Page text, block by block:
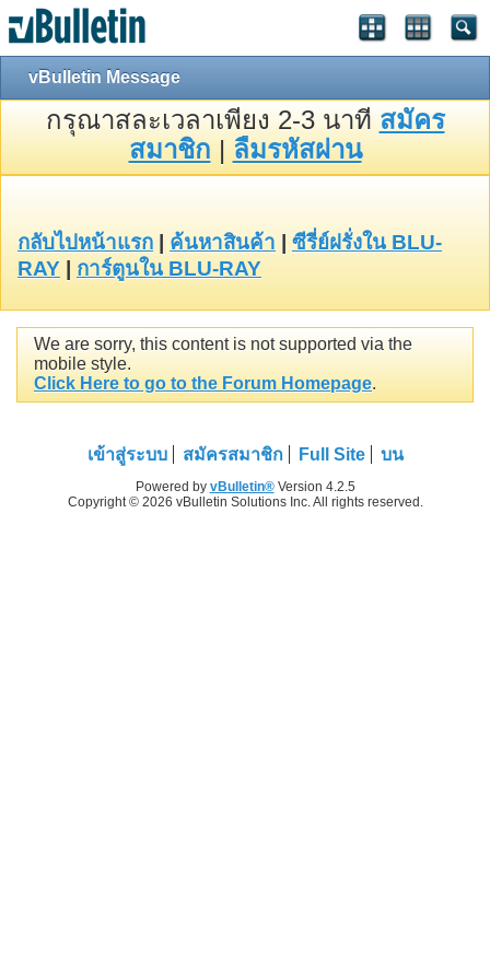
vBulletin Message
กรุณาสละเวลาเพียง 2-3 นาที สมัคร
สมาชิก | ลืมรหัสผ่าน
กลับไปหน้าแรก ค้นหาสินค้า
ซีรี่ย์ฝรั่งใน BLU-
RAY
การ์ตูนใน BLU-RAY
We are sorry, this content is not supported via the
mobile style.
Click Here to go to the Forum Homepage.
เข้าสู่ระบบ สมัครสมาชิก Full Site บน
Powered by vBulletin®Version 4.2.5
Copyright © 2026 vBulletin Solutions Inc. All rights reserved.